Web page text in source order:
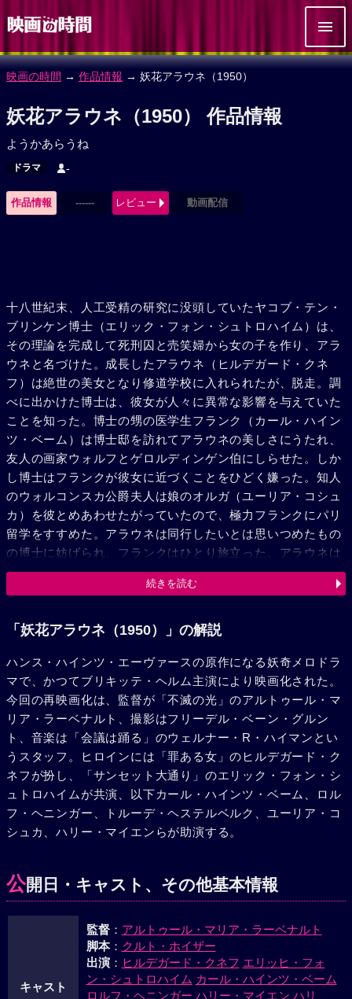
映画の時間 → 作品情報 → 妖花アラウネ（1950）
妖花アラウネ（1950） 作品情報
ようかあらうね
ドラマ -
作品情報 ------ レビュー 動画配信
十八世紀末、人工受精の研究に没頭していたヤコブ・テン・
ブリンケン博士（エリック・フォン・シュトロハイム）は、
その理論を完成して死刑囚と売笑婦から女の子を作り、アラ
ウネと名づけた。成長したアラウネ（ヒルデガード・クネ
フ）は絶世の美女となり修道学校に入れられたが、脱走。調
べに出かけた博士は、彼女が人々に異常な影響を与えていた
ことを知った。博士の甥の医学生フランク（カール・ハイン
ツ・ベーム）は博士邸を訪れてアラウネの美しさにうたれ、
友人の画家ウォルフとゲロルディンゲン伯にしらせた。しか
し博士はフランクが彼女に近づくことをひどく嫌った。知人
のウォルコンスカ公爵夫人は娘のオルガ（ユーリア・コシュ
カ）を彼とめあわせたがっていたので、極力フランクにパリ
留学をすすめた。アラウネは同行したいとは思いつめたもの
の博士に妨げられ、フランクはひとり旅立った。アラウネは
女中の父の士地が競売されるときき、博士にそれを買わせた
ところ、意外にも鉱泉が噴出、ウォルコンスカ夫人はそれに
オルガからフランクを愛しているときいたアラウネは、彼に
ルガはまともに信じて自殺を図ったがやっと一命はとりとめ
た。アラウネの魅力は次第に男達をむしばみはじめ、馬丁の
マチュース、ゲロイディンゲン伯、博士の助手モーン、画家
ウォルフが次々に彼女の魔力のとりことなって身を誤まっ
た。温泉場の開場式、パリから帰ったフランクと再会した彼
女は、はじめて人間の愛情に目覚めたがその時こそ彼女の通
力の終りだった。父博士から、彼女をめぐるすべての男は死
なねばならぬときいた彼女はフランクを避けようとした。フ
ランクはききいれなかった。怒りに狂った博士はアラウネを
射殺、あとに残ったのは、人に幸福と破滅をもたらすという
てあるまじき罪を犯したかどによって絞首台上の露と消え
た。
続きを読む
「妖花アラウネ（1950）」の解説
ハンス・ハインツ・エーヴァースの原作になる妖奇メロドラ
マで、かつてブリキッテ・ヘルム主演により映画化された。
今回の再映画化は、監督が「不滅の光」のアルトゥール・マ
リア・ラーベナルト、撮影はフリーデル・ベーン・グルン
ト、音楽は「会議は踊る」のウェルナー・R・ハイマンとい
うスタッフ。ヒロインには「罪ある女」のヒルデガード・ク
ネフが扮し、「サンセット大通り」のエリック・フォン・シ
ュトロハイムが共演、以下カール・ハインツ・ベーム、ロル
フ・ヘニンガー、トルーデ・ヘステルベルク、ユーリア・コ
シュカ、ハリー・マイエンらが助演する。
公開日・キャスト、その他基本情報
キャスト
監督： アルトゥール・マリア・ラーベナルト
脚本： クルト・ホイザー
出演： ヒルデガード・クネフ エリッヒ・フォ
ン・シュトロハイム カール・ハインツ・ベーム
ロルフ・ヘニンガー ハリー・マイエン ハリ